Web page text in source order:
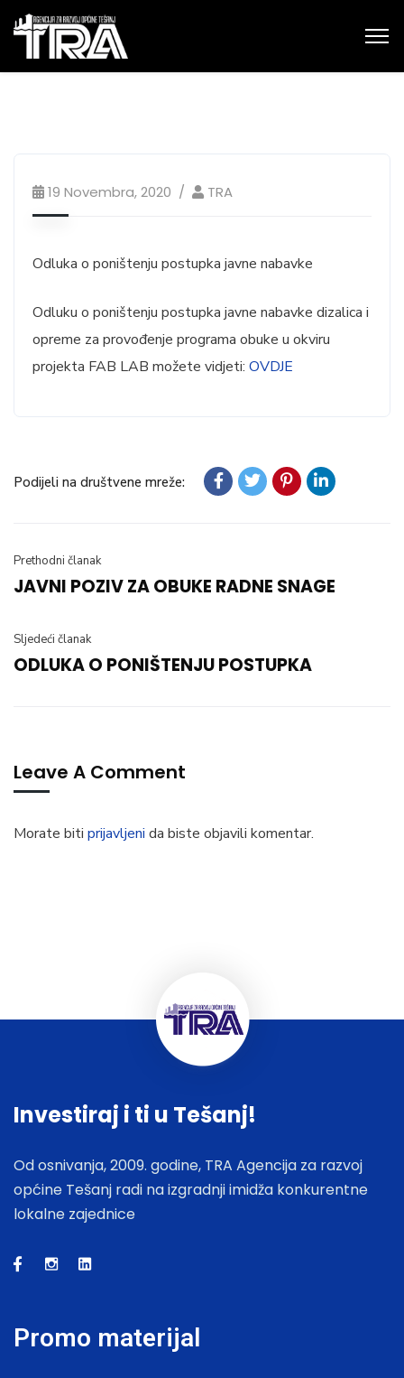
19 Novembra, 2020 TRA
Odluka o poništenju postupka javne nabavke
Odluku o poništenju postupka javne nabavke dizalica i
opreme za provođenje programa obuke u okviru
projekta FAB LAB možete vidjeti: OVDJE
Podijeli na društvene mreže:
Prethodni članak
JAVNI POZIV ZA OBUKE RADNE SNAGE
Sljedeći članak
ODLUKA O PONIŠTENJU POSTUPKA
Leave A Comment
Morate biti prijavljeni da biste objavili komentar.
Investiraj i ti u Tešanj!
Od osnivanja, 2009. godine, TRA Agencija za razvoj
općine Tešanj radi na izgradnji imidža konkurentne
lokalne zajednice
Promo materijal